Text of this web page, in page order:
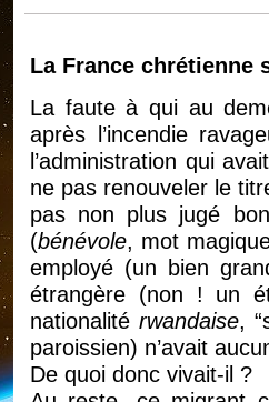
La France chrétienne
La faute à qui au
après l’incendie
l’administration qui
ne pas renouveler le
pas non plus jugé
(bénévole, mot
employé (un bien
étrangère (non ! un
nationalitérwandaise,
paroissien) n’avait
De quoi donc vivait-il ?